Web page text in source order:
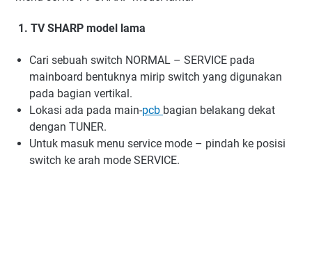
1. TV SHARP model lama
Cari sebuah switch NORMAL – SERVICE pada
mainboard bentuknya mirip switch yang digunakan
pada bagian vertikal.
Lokasi ada pada main-pcb bagian belakang dekat
dengan TUNER.
Untuk masuk menu service mode – pindah ke posisi
switch ke arah mode SERVICE.